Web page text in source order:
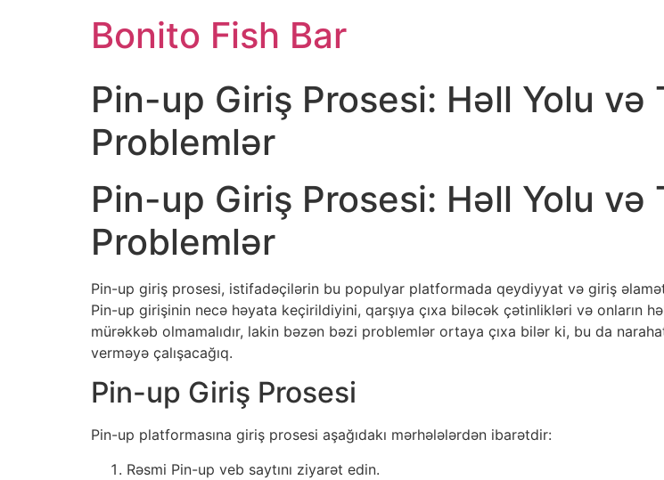
Bonito Fish Bar
Pin-up Giriş Prosesi: Həll Yolu və
Problemlər
Pin-up Giriş Prosesi: Həll Yolu və
Problemlər
Pin-up giriş prosesi, istifadəçilərin bu populyar platformada qeydiyyat və giriş
Pin-up girişinin necə həyata keçirildiyini, qarşıya çıxa biləcək çətinlikləri və onların
mürəkkəb olmamalıdır, lakin bəzən bəzi problemlər ortaya çıxa bilər ki, bu da
verməyə çalışacağıq.
Pin-up Giriş Prosesi
Pin-up platformasına giriş prosesi aşağıdakı mərhələlərdən ibarətdir:
Rəsmi Pin-up veb saytını ziyarət edin.